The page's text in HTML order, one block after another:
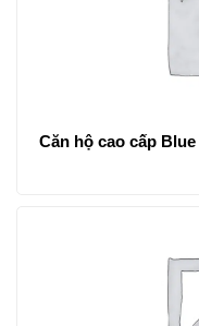
Căn hộ cao cấp